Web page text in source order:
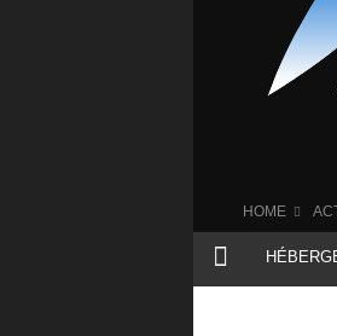
HOME